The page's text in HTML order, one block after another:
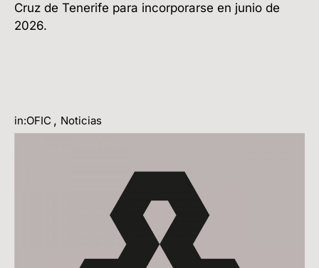
Cruz de Tenerife para incorporarse en junio de
2026.
in:OFIC , Noticias